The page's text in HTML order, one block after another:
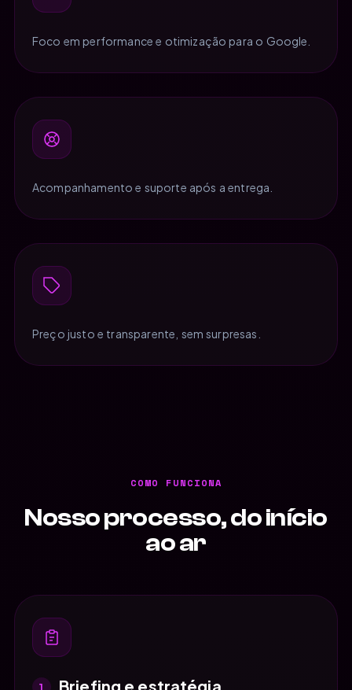
Foco em performance e otimização para o Google.
Acompanhamento e suporte após a entrega.
Preço justo e transparente, sem surpresas.
COMO FUNCIONA
Nosso processo, do início
ao ar
1 Briefing e estratégia